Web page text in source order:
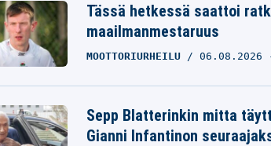
Tässä hetkessä saattoi
maailmanmestaruus
MOOTTORIURHEILU 06.08.2026
Sepp Blatterinkin mitta
Gianni Infantinon